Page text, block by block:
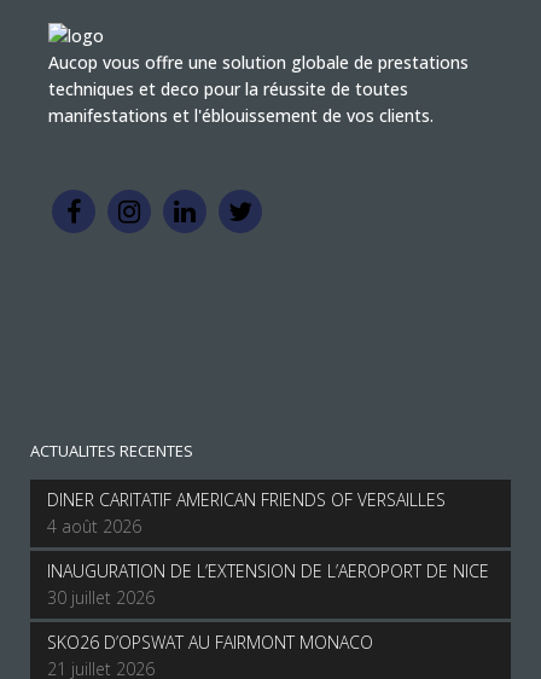
Aucop vous offre une solution globale de prestations
techniques et deco pour la réussite de toutes
manifestations et l'éblouissement de vos clients.
ACTUALITES RECENTES
DINER CARITATIF AMERICAN FRIENDS OF VERSAILLES
4 août 2026
INAUGURATION DE L’EXTENSION DE L’AEROPORT DE NICE
30 juillet 2026
SKO26 D’OPSWAT AU FAIRMONT MONACO
21 juillet 2026